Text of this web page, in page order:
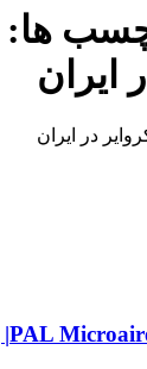
ها:
ایران
در ایران